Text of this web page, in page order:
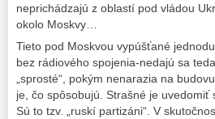
neprichádzajú z oblastí pod vládou
okolo Moskvy…
Tieto pod Moskvou vypúšťané
bez rádiového spojenia-nedajú sa
„sprosté“, pokým nenarazia na
je, čo spôsobujú. Strašné je
Sú to tzv. „ruskí partizáni“. V